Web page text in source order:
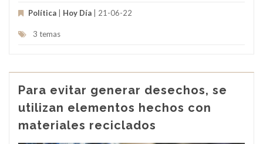
Política Hoy Día | 21-06-22
3 temas
Para evitar generar desechos, se
utilizan elementos hechos con
materiales reciclados